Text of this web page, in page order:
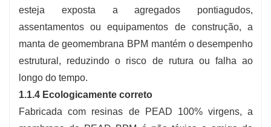
esteja exposta a agregados pontiagudos,
assentamentos ou equipamentos de construção, a
manta de geomembrana BPM mantém o desempenho
estrutural, reduzindo o risco de rutura ou falha ao
longo do tempo.
1.1.4 Ecologicamente correto
Fabricada com resinas de PEAD 100% virgens, a